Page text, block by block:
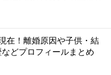
在！離婚原因や子供・結
どプロフィールまとめ